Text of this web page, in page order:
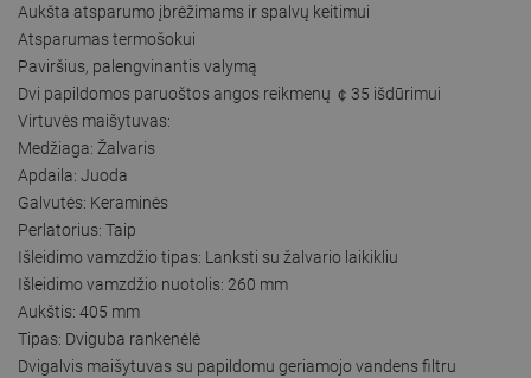
Aukšta atsparumo įbrėžimams ir spalvų keitimui
Atsparumas termošokui
Paviršius, palengvinantis valymą
Dvi papildomos paruoštos angos reikmenų ￠35 išdūrimui
Virtuvės maišytuvas:
Medžiaga: Žalvaris
Apdaila: Juoda
Galvutės: Keraminės
Perlatorius: Taip
Išleidimo vamzdžio tipas: Lanksti su žalvario laikikliu
Išleidimo vamzdžio nuotolis: 260 mm
Aukštis: 405 mm
Tipas: Dviguba rankenėlė
Dvigalvis maišytuvas su papildomu geriamojo vandens filtru